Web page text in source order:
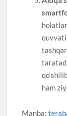
ham
Manba: